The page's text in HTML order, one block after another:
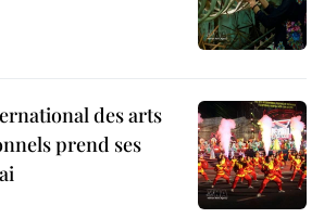
des arts
prend ses